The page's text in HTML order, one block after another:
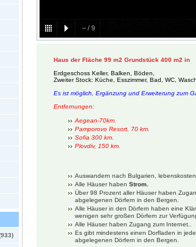
– / 9
Haus der Fläche 99 m2 Grundstück 400 m2 in
Erdgeschoss Keller, Balken, Böden,
Zweiter Stock: Küche, Esszimmer, Bad, WC,
Es ist möglich, Ergänzung und Erweiterung zum
Entfernungen:
Aegean-70km.
Pamporovo Resort, 70 km.
Sofia 300 km.
Plovdiv, 150 km.
Auswandern nach Bulgarien,
Alle Häuser haben Strom.
Über 98 Prozent aller Häuser haben
abgelegenen Dörfern in den Bergen.
Alle Häuser in den Dörfern haben eine
wenigen sehr großen Dörfern zur
Alle Häuser haben Zugang zum Internet..
Es gibt mindestens einen Dorfladen in
abgelegenen Dörfern in den Bergen.